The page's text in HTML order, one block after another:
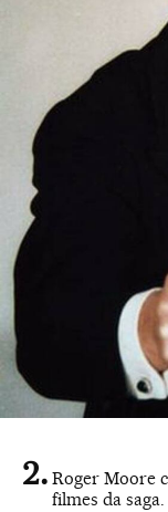
Roger Moore
filmes da saga.